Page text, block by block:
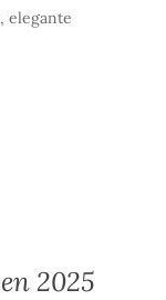
elegante
2025